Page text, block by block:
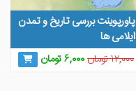
پاورپوینت بررسی تاریخ و تمدن
ایلامی ها
۱۲,۰۰۰تومانقیمت
۶,۰۰۰تومانقیمت